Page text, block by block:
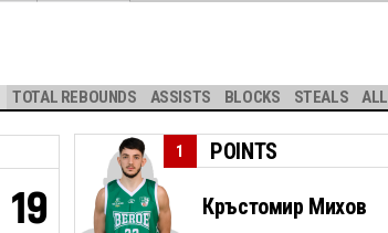
TOTAL REBOUNDS ASSISTS BLOCKS STEALS ALL
19
POINTS
1
Кръстомир Михов